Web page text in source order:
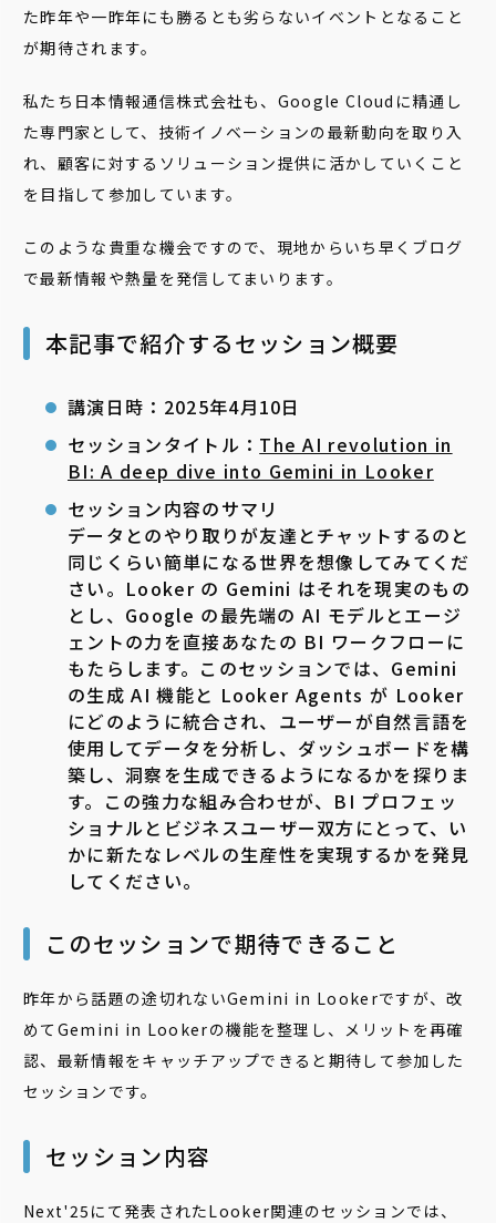
た昨年や一昨年にも勝るとも劣らないイベントとなること
が期待されます。
私たち日本情報通信株式会社も、Google Cloudに精通し
た専門家として、技術イノベーションの最新動向を取り入
れ、顧客に対するソリューション提供に活かしていくこと
を目指して参加しています。
このような貴重な機会ですので、現地からいち早くブログ
で最新情報や熱量を発信してまいります。
本記事で紹介するセッション概要
講演日時：2025年4月10日
セッションタイトル： The AI revolution in
BI: A deep dive into Gemini in Looker
セッション内容のサマリ
データとのやり取りが友達とチャットするのと
同じくらい簡単になる世界を想像してみてくだ
さい。Looker の Gemini はそれを現実のもの
とし、Google の最先端の AI モデルとエージ
ェントの力を直接あなたの BI ワークフローに
もたらします。このセッションでは、Gemini
の生成 AI 機能と Looker Agents が Looker
にどのように統合され、ユーザーが自然言語を
使用してデータを分析し、ダッシュボードを構
築し、洞察を生成できるようになるかを探りま
す。この強力な組み合わせが、BI プロフェッ
ショナルとビジネスユーザー双方にとって、い
かに新たなレベルの生産性を実現するかを発見
してください。
このセッションで期待できること
昨年から話題の途切れないGemini in Lookerですが、改
めてGemini in Lookerの機能を整理し、メリットを再確
認、最新情報をキャッチアップできると期待して参加した
セッションです。
セッション内容
Next'25にて発表されたLooker関連のセッションでは、